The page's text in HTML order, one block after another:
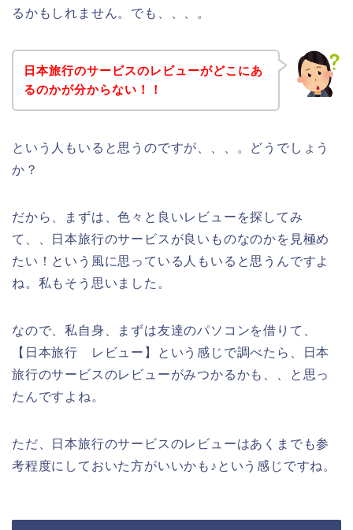
るかもしれません。でも、、、。
日本旅行のサービスのレビューがどこにあ
るのかが分からない！！
という人もいると思うのですが、、、。どうでしょう
か？
だから、まずは、色々と良いレビューを探してみ
て、、日本旅行のサービスが良いものなのかを見極め
たい！という風に思っている人もいると思うんですよ
ね。私もそう思いました。
なので、私自身、まずは友達のパソコンを借りて、
【日本旅行 レビュー】という感じで調べたら、日本
旅行のサービスのレビューがみつかるかも、、と思っ
たんですよね。
ただ、日本旅行のサービスのレビューはあくまでも参
考程度にしておいた方がいいかも♪という感じですね。